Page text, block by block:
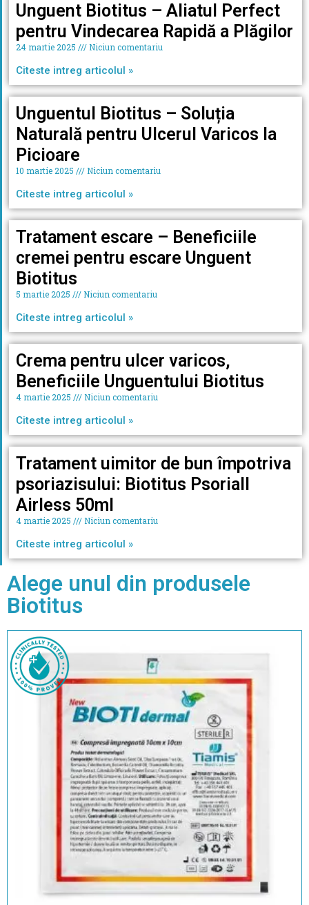
Unguent Biotitus – Aliatul Perfect
pentru Vindecarea Rapidă a Plăgilor
24 martie 2025 Niciun comentariu
Citeste intreg articolul »
Unguentul Biotitus – Soluția
Naturală pentru Ulcerul Varicos la
Picioare
10 martie 2025 Niciun comentariu
Citeste intreg articolul »
Tratament escare – Beneficiile
cremei pentru escare Unguent
Biotitus
5 martie 2025 Niciun comentariu
Citeste intreg articolul »
Crema pentru ulcer varicos,
Beneficiile Unguentului Biotitus
4 martie 2025 Niciun comentariu
Citeste intreg articolul »
Tratament uimitor de bun împotriva
psoriazisului: Biotitus Psoriall
Airless 50ml
4 martie 2025 Niciun comentariu
Citeste intreg articolul »
Alege unul din produsele
Biotitus